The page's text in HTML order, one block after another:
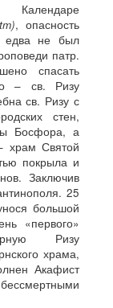
, опасность
едва не был
патр.
спасать
– св. Ризу
св. Ризу с
стен,
Босфора, а
храм Святой
покрыла и
Заключив
25
большой
«первого»
Ризу
храма,
Акафист